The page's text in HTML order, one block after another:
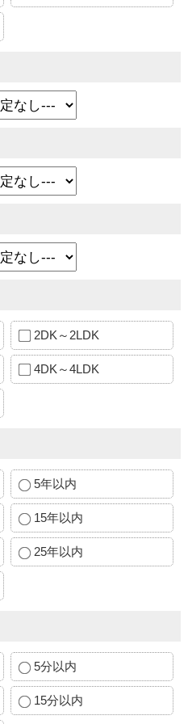
2DK～2LDK
4DK～4LDK
5年以内
15年以内
25年以内
5分以内
15分以内